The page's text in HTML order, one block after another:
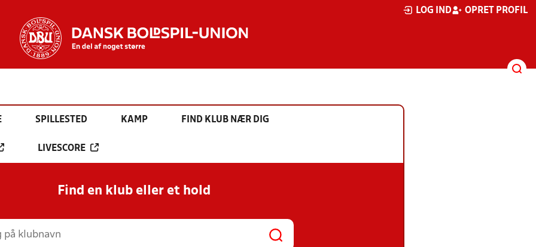
LOG IND OPRET PROFIL
SPILLESTED KAMP FIND KLUB NÆR DIG
LIVESCORE
Find en klub eller et hold